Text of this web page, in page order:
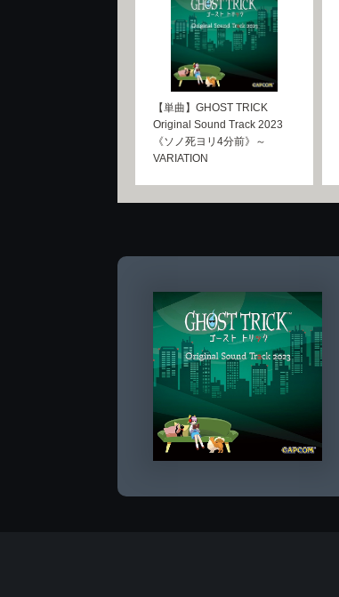
【単曲】GHOST TRICK
Original Sound Track 2023
《ソノ死ヨリ4分前》～
VARIATION